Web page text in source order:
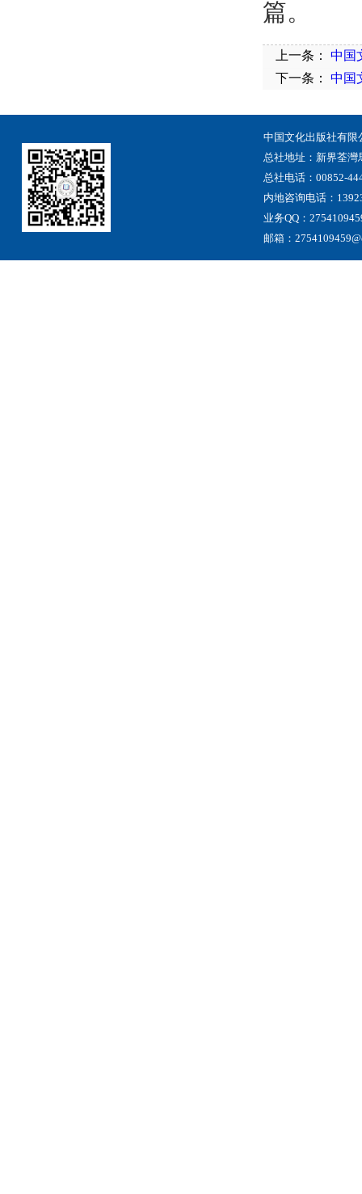
篇。
上一条： 中国
下一条： 中国
中国文化出版社有限
总社地址 ： 新界荃灣
总社电话：00852-
内地咨询电话：
业务QQ：
邮箱：